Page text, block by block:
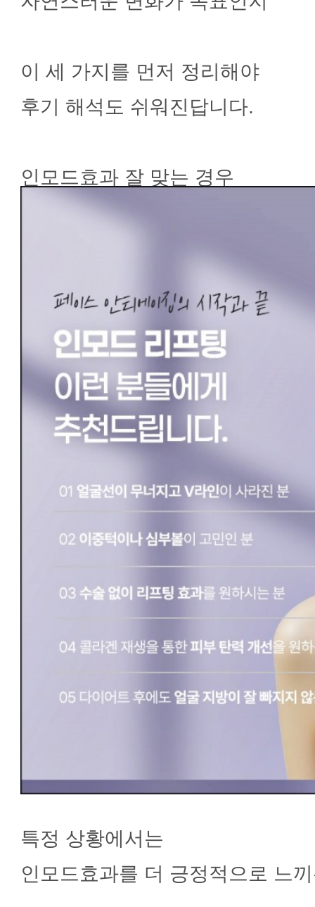
이 세 가지를 먼저 정리해야
후기 해석도 쉬워진답니다.
인모드효과 잘 맞는 경우
특정 상황에서는
인모드효과를 더 긍정적으로 느